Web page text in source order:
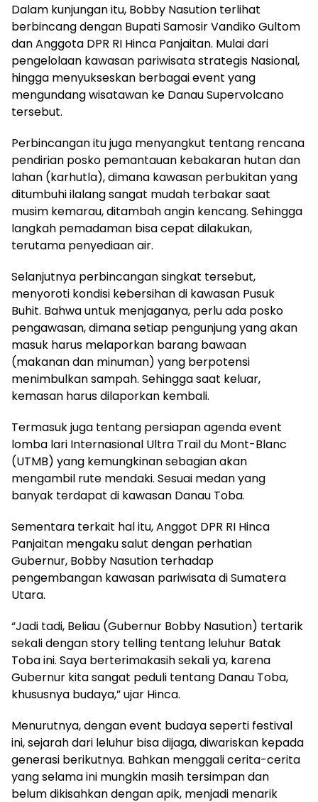
Dalam kunjungan itu, Bobby Nasution terlihat
berbincang dengan Bupati Samosir Vandiko Gultom
dan Anggota DPR RI Hinca Panjaitan. Mulai dari
pengelolaan kawasan pariwisata strategis Nasional,
hingga menyukseskan berbagai event yang
mengundang wisatawan ke Danau Supervolcano
tersebut.
Perbincangan itu juga menyangkut tentang rencana
pendirian posko pemantauan kebakaran hutan dan
lahan (karhutla), dimana kawasan perbukitan yang
ditumbuhi ilalang sangat mudah terbakar saat
musim kemarau, ditambah angin kencang. Sehingga
langkah pemadaman bisa cepat dilakukan,
terutama penyediaan air.
Selanjutnya perbincangan singkat tersebut,
menyoroti kondisi kebersihan di kawasan Pusuk
Buhit. Bahwa untuk menjaganya, perlu ada posko
pengawasan, dimana setiap pengunjung yang akan
masuk harus melaporkan barang bawaan
(makanan dan minuman) yang berpotensi
menimbulkan sampah. Sehingga saat keluar,
kemasan harus dilaporkan kembali.
Termasuk juga tentang persiapan agenda event
lomba lari Internasional Ultra Trail du Mont-Blanc
(UTMB) yang kemungkinan sebagian akan
mengambil rute mendaki. Sesuai medan yang
banyak terdapat di kawasan Danau Toba.
Sementara terkait hal itu, Anggot DPR RI Hinca
Panjaitan mengaku salut dengan perhatian
Gubernur, Bobby Nasution terhadap
pengembangan kawasan pariwisata di Sumatera
Utara.
“Jadi tadi, Beliau (Gubernur Bobby Nasution) tertarik
sekali dengan story telling tentang leluhur Batak
Toba ini. Saya berterimakasih sekali ya, karena
Gubernur kita sangat peduli tentang Danau Toba,
khususnya budaya,” ujar Hinca.
Menurutnya, dengan event budaya seperti festival
ini, sejarah dari leluhur bisa dijaga, diwariskan kepada
generasi berikutnya. Bahkan menggali cerita-cerita
yang selama ini mungkin masih tersimpan dan
belum dikisahkan dengan apik, menjadi menarik